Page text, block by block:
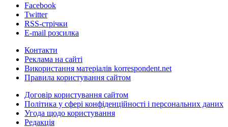
Facebook
Twitter
RSS-стрічки
E-mail розсилка
Контакти
Реклама на сайті
Використання матеріалів korrespondent.net
Правила користування сайтом
Договір користування сайтом
Політика у сфері конфіденційності і персональних даних
Угода щодо користування
Редакція